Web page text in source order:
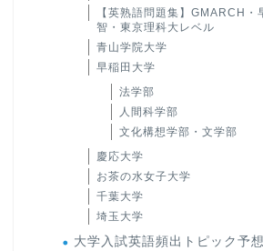
【英熟語問題集】GMARCH・
智・東京理科大レベル
青山学院大学
早稲田大学
法学部
人間科学部
文化構想学部・文学部
慶応大学
お茶の水女子大学
千葉大学
埼玉大学
大学入試英語頻出トピック予想